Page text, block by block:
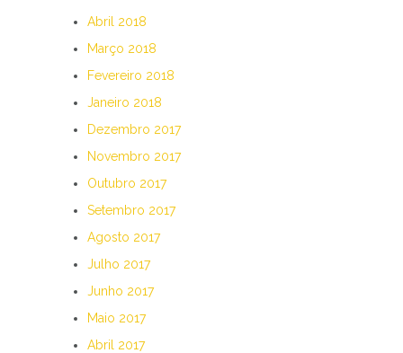
Abril 2018
Março 2018
Fevereiro 2018
Janeiro 2018
Dezembro 2017
Novembro 2017
Outubro 2017
Setembro 2017
Agosto 2017
Julho 2017
Junho 2017
Maio 2017
Abril 2017